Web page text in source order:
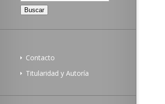
Contacto
Titularidad y Autoría